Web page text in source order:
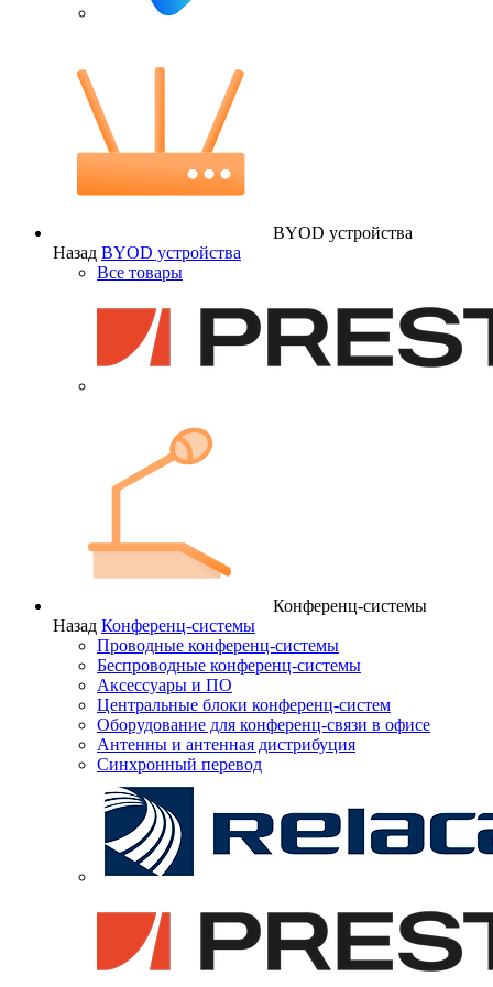
BYOD устройства
Назад BYOD устройства
Все товары
Конференц-системы
Назад Конференц-системы
Проводные конференц-системы
Беспроводные конференц-системы
Аксессуары и ПО
Центральные блоки конференц-систем
Оборудование для конференц-связи в офисе
Антенны и антенная дистрибуция
Синхронный перевод